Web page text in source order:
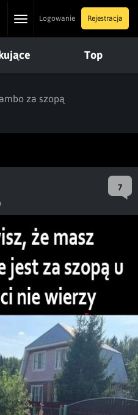
ToggleLogowanie Rejestracja
Top
za szopą
7